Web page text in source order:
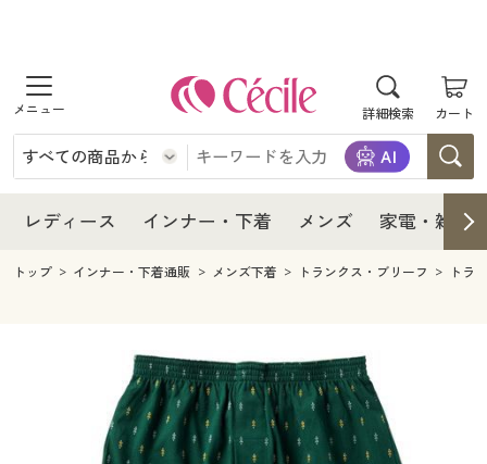
詳細検索 カート
商品を探す
レディース
レディースファッション
インナー・下着
インナー・下着通販すべて
ジュニア・ティーンズ下着
メンズ
メンズファッション
メンズ下着
家電・雑貨すべて
寝具・インテリア・家具
寝具・インテリア・家具通販すべて
美容・健康
レディース インナー・下着 メンズ 家電・雑貨
レディース
レディース通販すべて
レディースファッション
インナー・下着
インナー・下着通販すべて
ジュニア・ティーンズ下着
メンズ
キッチン・雑貨・日用品
寝具・インテリア・家具通販すべて
家具・収納
美容・健康通販すべて
制服・スクール
トップ インナー・下着通販 メンズ下着 トランクス・ブリーフ トラ